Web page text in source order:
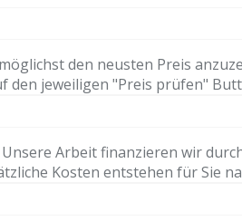
den neusten Preis
jeweiligen "Preis prüfen"
Arbeit finanzieren wir
Kosten entstehen für Sie